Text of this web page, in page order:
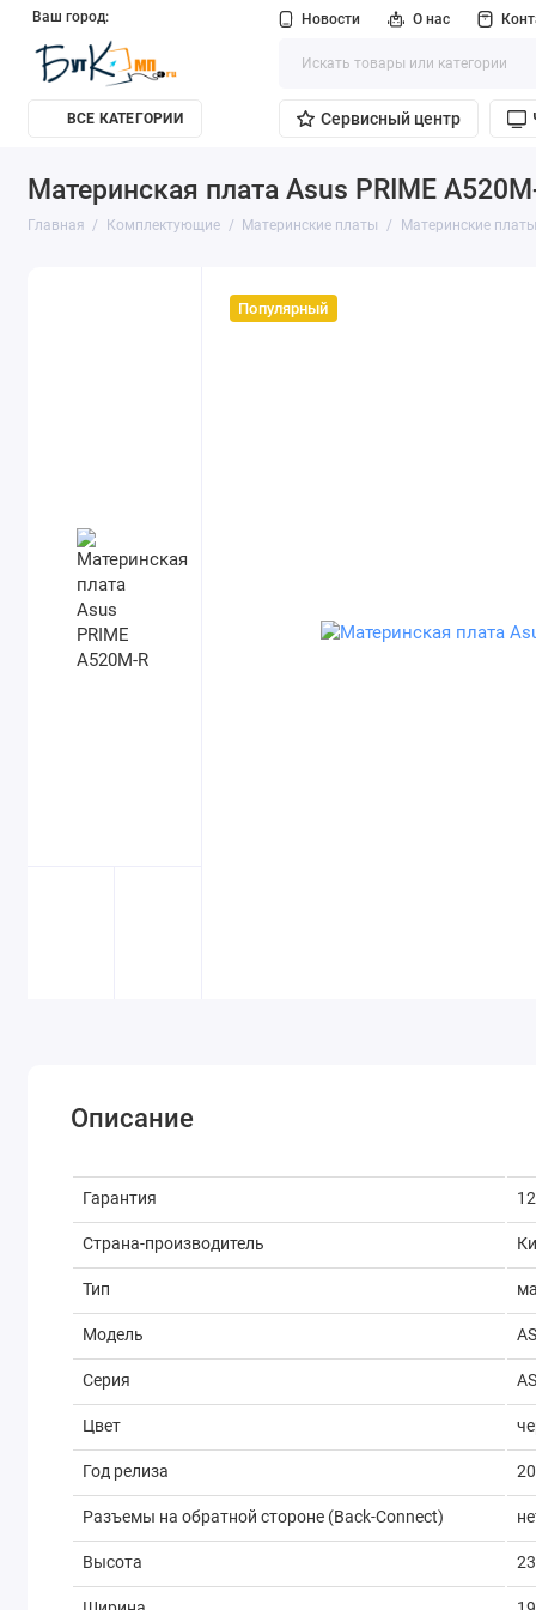
Новости О нас
Ваш город:
ВСЕ КАТЕГОРИИ Сервисный центр
Материнская плата Asus PRIME
Главная Комплектующие Материнские платы Материнские
Популярный
Описание
Гарантия
Страна-производитель
Тип
Модель
Серия
Цвет
Год релиза
Разъемы на обратной стороне (Back-Connect)
Высота